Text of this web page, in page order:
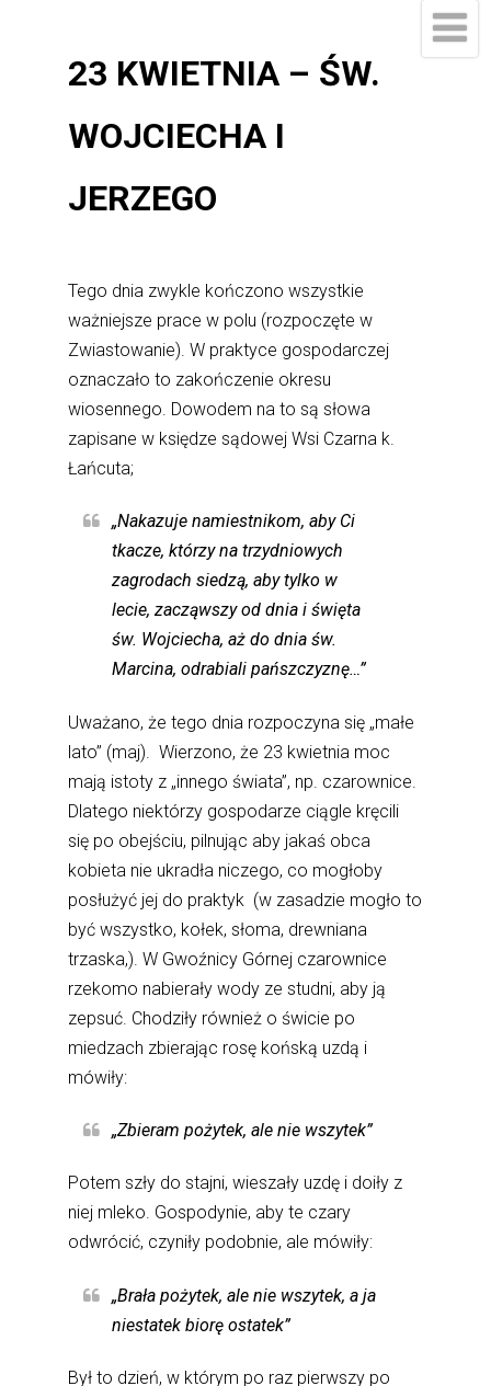
23 KWIETNIA – ŚW.
WOJCIECHA I
JERZEGO
Tego dnia zwykle kończono wszystkie
ważniejsze prace w polu (rozpoczęte w
Zwiastowanie). W praktyce gospodarczej
oznaczało to zakończenie okresu
wiosennego. Dowodem na to są słowa
zapisane w księdze sądowej Wsi Czarna k.
Łańcuta;
„Nakazuje namiestnikom, aby Ci
tkacze, którzy na trzydniowych
zagrodach siedzą, aby tylko w
lecie, zacząwszy od dnia i święta
św. Wojciecha, aż do dnia św.
Marcina, odrabiali pańszczyznę…”
Uważano, że tego dnia rozpoczyna się „małe
lato” (maj). Wierzono, że 23 kwietnia moc
mają istoty z „innego świata”, np. czarownice.
Dlatego niektórzy gospodarze ciągle kręcili
się po obejściu, pilnując aby jakaś obca
kobieta nie ukradła niczego, co mogłoby
posłużyć jej do praktyk (w zasadzie mogło to
być wszystko, kołek, słoma, drewniana
trzaska,). W Gwoźnicy Górnej czarownice
rzekomo nabierały wody ze studni, aby ją
zepsuć. Chodziły również o świcie po
miedzach zbierając rosę końską uzdą i
mówiły:
„Zbieram pożytek, ale nie wszytek”
Potem szły do stajni, wieszały uzdę i doiły z
niej mleko. Gospodynie, aby te czary
odwrócić, czyniły podobnie, ale mówiły:
„Brała pożytek, ale nie wszytek, a ja
niestatek biorę ostatek”
Był to dzień, w którym po raz pierwszy po